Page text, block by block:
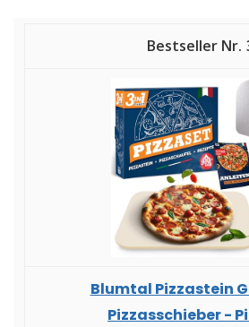
Blumtal Pizzastein
Pizzasschieber -